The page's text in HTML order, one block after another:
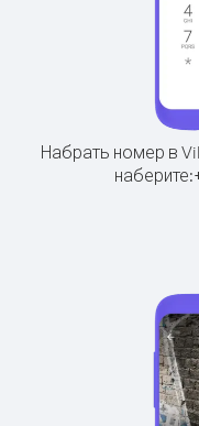
Набрать номер в
наберите: